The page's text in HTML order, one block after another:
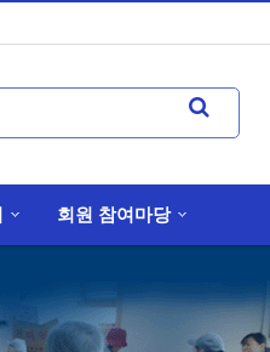
회원 참여마당